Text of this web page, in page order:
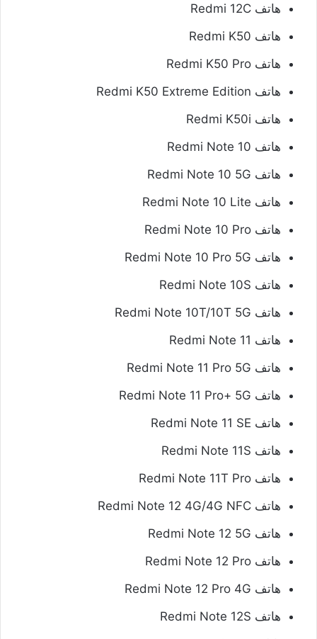
هاتف Redmi 12C
هاتف Redmi K50
هاتف Redmi K50 Pro
هاتف Redmi K50 Extreme Edition
هاتف Redmi K50i
هاتف Redmi Note 10
هاتف Redmi Note 10 5G
هاتف Redmi Note 10 Lite
هاتف Redmi Note 10 Pro
هاتف Redmi Note 10 Pro 5G
هاتف Redmi Note 10S
هاتف Redmi Note 10T/10T 5G
هاتف Redmi Note 11
هاتف Redmi Note 11 Pro 5G
هاتف Redmi Note 11 Pro+ 5G
هاتف Redmi Note 11 SE
هاتف Redmi Note 11S
هاتف Redmi Note 11T Pro
هاتف Redmi Note 12 4G/4G NFC
هاتف Redmi Note 12 5G
هاتف Redmi Note 12 Pro
هاتف Redmi Note 12 Pro 4G
هاتف Redmi Note 12S